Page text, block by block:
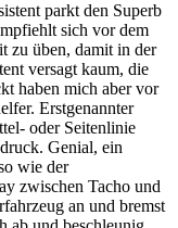
parkt den Superb
sich vor dem
zu üben, damit in der
versagt kaum, die
haben mich aber vor
Erstgenannter
oder Seitenlinie
Genial, ein
wie der
zwischen Tacho und
an und bremst